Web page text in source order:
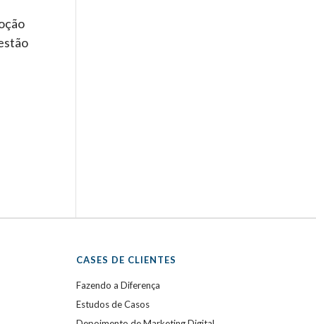
CASES DE CLIENTES
Fazendo a Diferença
Estudos de Casos